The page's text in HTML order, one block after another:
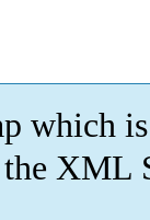
which is
XML